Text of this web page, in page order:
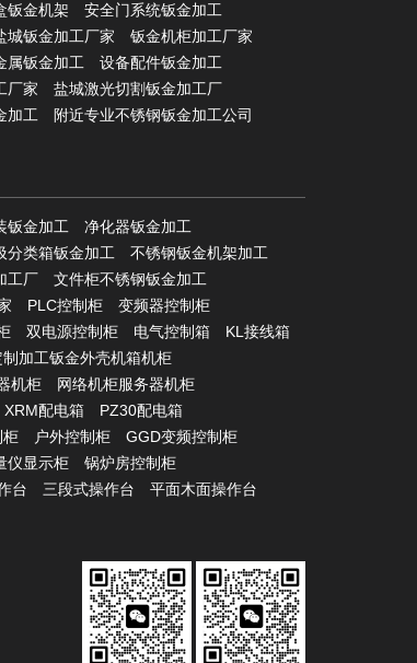
钣金机架
安全门系统钣金加工
城钣金加工厂家
钣金机柜加工厂家
属钣金加工
设备配件钣金加工
厂家
盐城激光切割钣金加工厂
加工 附近专业不锈钢钣金加工公司
钣金加工
净化器钣金加工
分类箱钣金加工
不锈钢钣金机架加工
工厂
文件柜不锈钢钣金加工
PLC控制柜
变频器控制柜
双电源控制柜 电气控制箱
KL接线箱
制加工钣金外壳机箱机柜
机柜
网络机柜服务器机柜
XRM配电箱
PZ30配电箱
柜 户外控制柜
GGD变频控制柜
仪显示柜
锅炉房控制柜
台 三段式操作台
平面木面操作台